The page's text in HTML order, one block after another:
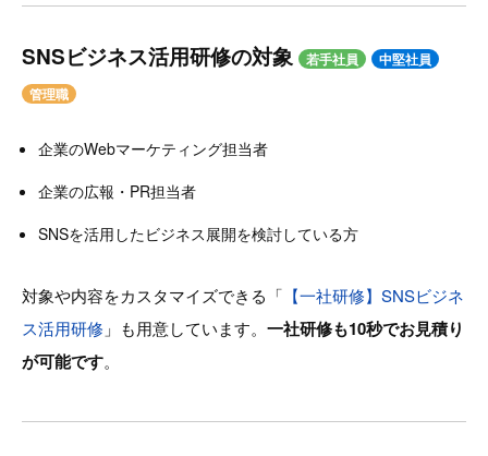
SNSビジネス活用研修の対象 若手社員
中堅社員
管理職
企業のWebマーケティング担当者
企業の広報・PR担当者
SNSを活用したビジネス展開を検討している方
対象や内容をカスタマイズできる「 【一社研修】SNSビジネ
ス活用研修 」も用意しています。 一社研修も10秒でお見積り
が可能です。